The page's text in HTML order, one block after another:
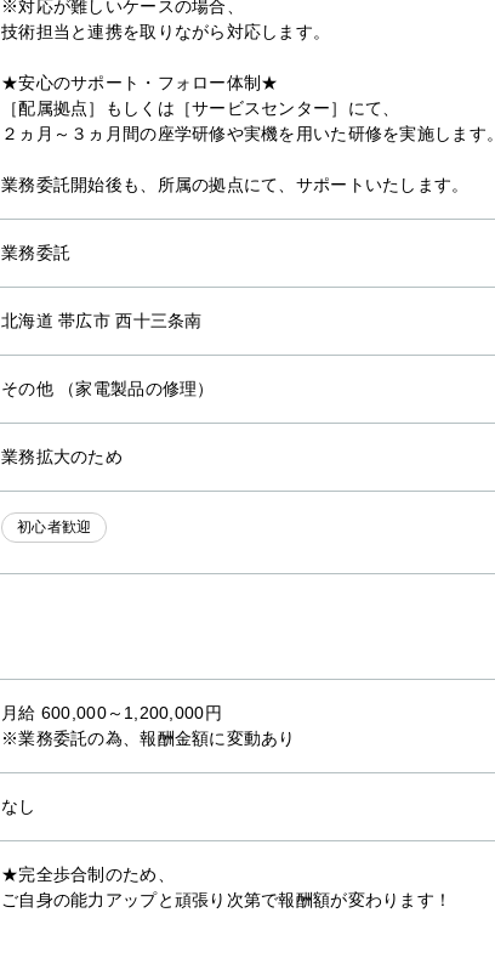
※対応が難しいケースの場合、
技術担当と連携を取りながら対応します。
★安心のサポート・フォロー体制★
［配属拠点］もしくは［サービスセンター］にて、
２ヵ月～３ヵ月間の座学研修や実機を用いた研修を実施します。
業務委託開始後も、所属の拠点にて、サポートいたします。
業務委託
北海道 帯広市 西十三条南
その他 （家電製品の修理）
業務拡大のため
初心者歓迎
月給 600,000～1,200,000円
※業務委託の為、報酬金額に変動あり
なし
★完全歩合制のため、
ご自身の能力アップと頑張り次第で報酬額が変わります！